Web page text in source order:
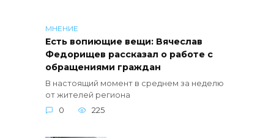
МНЕНИЕ
Есть вопиющие вещи: Вячеслав
Федорищев рассказал о работе с
обращениями граждан
В настоящий момент в среднем за неделю
от жителей региона
0
225